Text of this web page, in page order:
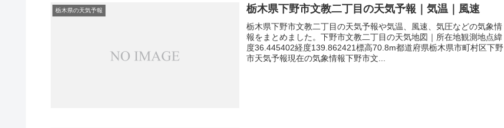
栃木県の天気予報 栃木県下野市文教二丁目の天気予報｜気温｜風速
栃木県下野市文教二丁目の天気予報や気温、風速、気圧などの気象情
報をまとめました。下野市文教二丁目の天気地図｜所在地観測地点緯
度36.445402経度139.862421標高70.8m都道府県栃木県市町村区下野
市天気予報現在の気象情報下野市文...